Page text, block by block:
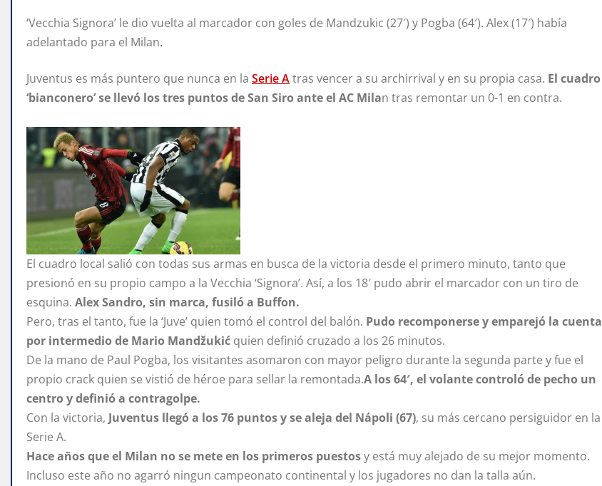
‘Vecchia Signora’ le dio vuelta al marcador con goles de Mandzukic (27′) y Pogba (64′). Alex (17′) había
adelantado para el Milan.
Juventus es más puntero que nunca en la Serie Atras vencer a su archirrival y en su propia casa. El cuadro
‘bianconero’ se llevó los tres puntos de San Siro ante el AC Milan tras remontar un 0-1 en contra.
El cuadro local salió con todas sus armas en busca de la victoria desde el primero minuto, tanto que
presionó en su propio campo a la Vecchia ‘Signora’. Así, a los 18′ pudo abrir el marcador con un tiro de
esquina. Alex Sandro, sin marca, fusiló a Buffon.
Pero, tras el tanto, fue la ‘Juve’ quien tomó el control del balón. Pudo recomponerse y emparejó la cuenta
por intermedio de Mario Mandžukić quien definió cruzado a los 26 minutos.
De la mano de Paul Pogba, los visitantes asomaron con mayor peligro durante la segunda parte y fue el
propio crack quien se vistió de héroe para sellar la remontada.A los 64′, el volante controló de pecho un
centro y definió a contragolpe.
Con la victoria, Juventus llegó a los 76 puntos y se aleja del Nápoli (67), su más cercano persiguidor en la
Serie A.
Hace años que el Milan no se mete en los primeros puestosy está muy alejado de su mejor momento.
Incluso este año no agarró ningun campeonato continental y los jugadores no dan la talla aún.